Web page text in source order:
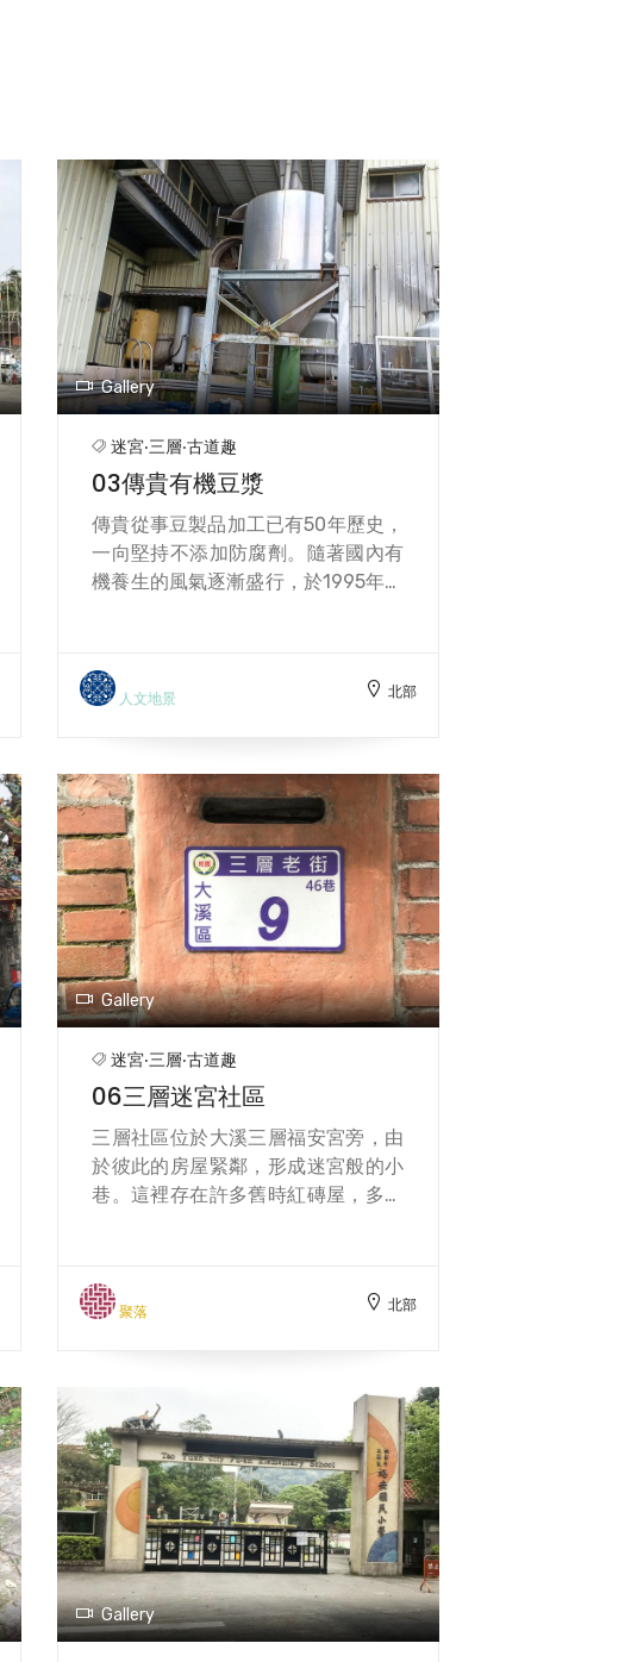
Gallery
迷宮‧三層‧古道趣
03傳貴有機豆漿
傳貴從事豆製品加工已有50年歷史，
一向堅持不添加防腐劑。隨著國內有
機養生的風氣逐漸盛行，於1995年起
下，毅然決然投入有機行業。 傳貴的
產品一直抱持著「傳統製作，貴在用
費者安心滿意的產品，在有機的行業
裡，照顧國人的健康。 傳貴在有機的
行業裡，為配合市場需求，近年投入
生技產品之研發，於2009年成立傳
貴宏業生機有限公司，希望能把生技
研發部分的業務單純化，獨立化希望
能以不同的產品型態提供消費者更多
的健康需求。
人文地景 北部
Gallery
迷宮‧三層‧古道趣
06三層迷宮社區
三層社區位於大溪三層福安宮旁，由
於彼此的房屋緊鄰，形成迷宮般的小
巷。這裡存在許多舊時紅磚屋，多已
每到晚餐時刻，家家戶戶此起彼落的
炒菜聲，以及萬里飄香的飯菜香，讓
宮社區，現今還能看見老人們在家門
前閒聊曬太陽，只是多了分寧靜與落
寞。
聚落 北部
Gallery